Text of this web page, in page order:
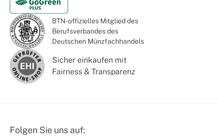
BTN - offizielles Mitglied des
Berufsverbandes des
Deutschen Münzfachhandels
Sicher einkaufen mit
Fairness & Transparenz
Folgen Sie uns auf: